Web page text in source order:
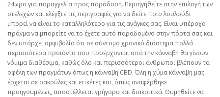
24ωρο για παραγγελία προς παράδοση. Περιηγηθείτε στην επιλογή των
στελεχών και ελέγξτε τις περιγραφές για να δείτε ποιο λουλούδι
μπορεί να είναι το καταλληλότερο για τις ανάγκες σας. Είναι υπέροχο
πράγμα να μπορείτε να το έχετε αυτό παραδομένο στην πόρτα σας και
δεν υπάρχει αμφιβολία ότι σε σύντομο χρονικό διάστημα πολλά
περισσότερα προϊόντα που προέρχονται από την κάνναβη θα γίνουν
νόμιμα διαθέσιμα, καθώς όλο και περισσότεροι άνθρωποι βλέπουν τα
οφέλη των πραγμάτων όπως η κάνναβη CBD. Όλη η χύμα κάνναβη μας
έρχεται σε σακούλες και ετικέτες και, όπως αναφέρθηκε
προηγουμένως, αποστέλλεται γρήγορα και διακριτικά. Θυμηθείτε να